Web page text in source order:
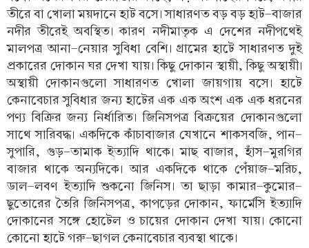
তীরে বা খোলা ময়দানে হাট বসে। সাধারণত বড় বড় হাট-বাজার
নদীর তীরেই অবস্থিত। কারণ নদীমাতৃক এ দেশের নদীপথেই
মালপত্র আনা-নেয়ার সুবিধা বেশি। গ্রামের হাটে সাধারণত দুই
প্রকারের দোকান ঘর দেখা যায়। কিছু দোকান স্থায়ী, কিছু অস্থায়ী।
অস্থায়ী দোকানগুলো সাধারণত খোলা জায়গায় বসে। হাটে
কেনাবেচার সুবিধার জন্য হাটের এক এক অংশ এক এক ধরনের
পণ্য বিক্রির জন্য নির্ধারিত। জিনিসপত্র বিক্রয়ের দোকানগুলো
সাথে সারিবদ্ধ। একদিকে কাঁচাবাজার যেখানে শাকসবজি, পান-
সুপারি, গুড়-তামাক ইত্যাদি থাকে। মাছ বাজার, হাঁস-মুরগির
বাজার থাকে অন্যদিকে। আর একদিকে থাকে পেঁয়াজ-মরিচ,
ডাল-লবণ ইত্যাদি শুকনো জিনিস। তা ছাড়া কামার-কুমোর-
ছুতোরের তৈরি জিনিসপত্র, কাপড়ের দোকান, ফার্মেসি ইত্যাদি
দোকানের সঙ্গে হোটেল ও চায়ের দোকান দেখা যায়। কোনো
কোনো হাটে গরু-ছাগল কেনাবেচার ব্যবস্থা থাকে।